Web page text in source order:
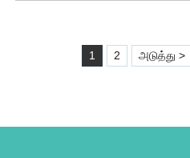
1 2 அடுத்து >